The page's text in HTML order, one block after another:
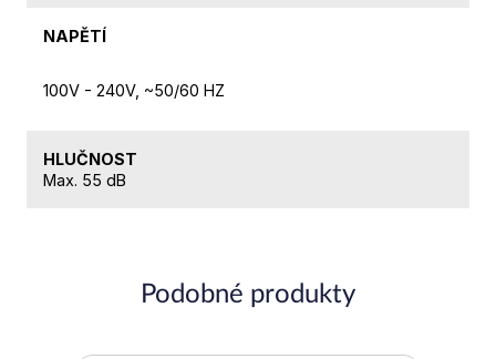
NAPĚTÍ
100V - 240V, ~50/60 HZ
HLUČNOST
Max. 55 dB
Podobné produkty